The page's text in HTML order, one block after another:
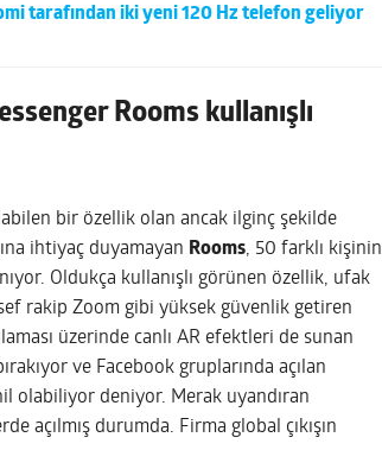
tarafından iki yeni 120 Hz telefon geliyor
Rooms kullanışlı
bir özellik olan ancak ilginç şekilde
ihtiyaç duyamayan Rooms, 50 farklı kişinin
Oldukça kullanışlı görünen özellik, ufak
rakip Zoom gibi yüksek güvenlik getiren
üzerinde canlı AR efektleri de sunan
ve Facebook gruplarında açılan
olabiliyor deniyor. Merak uyandıran
açılmış durumda. Firma global çıkışın